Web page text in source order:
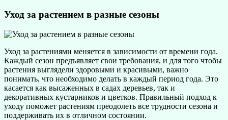
Уход за растением в разные сезоны
Уход за растениями меняется в зависимости от времени года.
Каждый сезон предъявляет свои требования, и для того чтобы
растения выглядели здоровыми и красивыми, важно
понимать, что необходимо делать в каждый период года. Это
касается как высаженных в садах деревьев, так и
декоративных кустарников и цветков. Правильный подход к
уходу поможет растениям преодолеть все трудности сезона и
поддерживать их в отличном состоянии.